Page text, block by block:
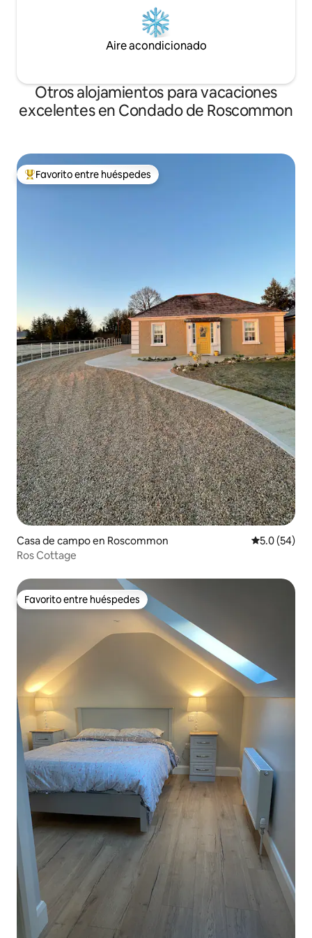
Aire acondicionado
Otros alojamientos para vacaciones
excelentes en Condado de Roscommon
Favorito entre huéspedes preferido
Favorito entre huéspedes
Casa de campo en Roscommon Calificación
5.0 (54)
Ros Cottage
Favorito entre huéspedes
Favorito entre huéspedes